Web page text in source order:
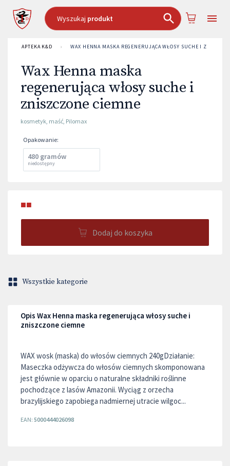
Wyszukaj produkt
APTEKA K&D › WAX HENNA MASKA REGENERUJĄCA WŁOSY SUCHE I
Wax Henna maska
regenerująca włosy suche i
zniszczone ciemne
kosmetyk, maść, Pilomax
Opakowanie:
480 gramów
niedostępny
■■
Dodaj do koszyka
Wszystkie kategorie
Opis Wax Henna maska regenerująca włosy suche i
zniszczone ciemne
WAX wosk (maska) do włosów ciemnych 240gDziałanie:
Maseczka odżywcza do włosów ciemnych skomponowana
jest głównie w oparciu o naturalne składniki roślinne
pochodzące z lasów Amazonii. Wyciąg z orzecha
brazylijskiego zapobiega nadmiernej utracie wilgoc...
EAN: 5000444026098